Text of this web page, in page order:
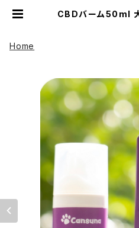
CBDバーム50ml 犬
Home